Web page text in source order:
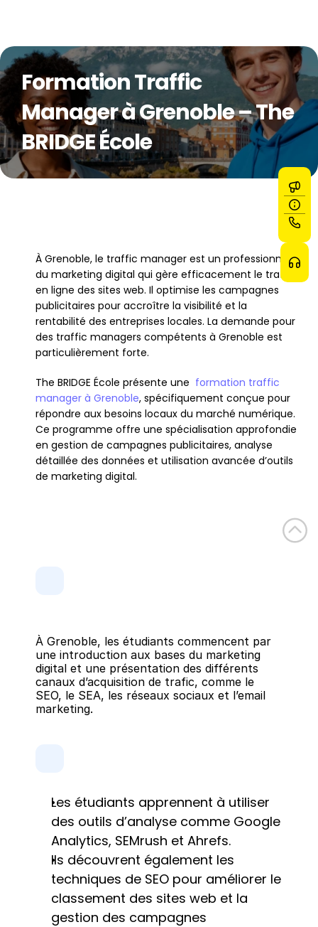
Formation Traffic
Manager à Grenoble – The
BRIDGE École
À Grenoble, le traffic manager est un professionnel
du marketing digital qui gère efficacement le trafic
en ligne des sites web. Il optimise les campagnes
publicitaires pour accroître la visibilité et la
rentabilité des entreprises locales. La demande pour
des traffic managers compétents à Grenoble est
particulièrement forte.
The BRIDGE École présente une formation traffic
manager à Grenoble, spécifiquement conçue pour
répondre aux besoins locaux du marché numérique.
Ce programme offre une spécialisation approfondie
en gestion de campagnes publicitaires, analyse
détaillée des données et utilisation avancée d’outils
de marketing digital.
À Grenoble, les étudiants commencent par
une introduction aux bases du marketing
digital et une présentation des différents
canaux d’acquisition de trafic, comme le
SEO, le SEA, les réseaux sociaux et l’email
marketing.
Les étudiants apprennent à utiliser
des outils d’analyse comme Google
Analytics, SEMrush et Ahrefs.
Ils découvrent également les
techniques de SEO pour améliorer le
classement des sites web et la
gestion des campagnes